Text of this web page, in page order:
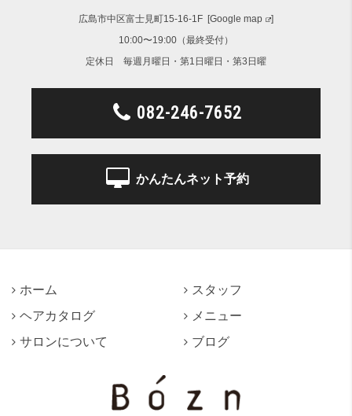
広島市中区富士見町15-16-1F [Google map
]
10:00〜19:00（最終受付）
定休日 毎週月曜日・第1日曜日・第3日曜
082-246-7652
かんたんネット予約
ホーム
スタッフ
ヘアカタログ
メニュー
サロンについて
ブログ